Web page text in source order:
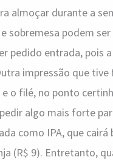
almoçar durante a
sobremesa podem
pedido entrada, pois
impressão que tive
o filé, no ponto
algo mais forte
como IPA, que cairá
(R$ 9). Entretanto,